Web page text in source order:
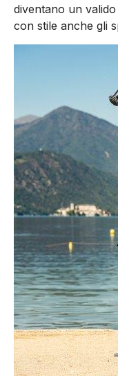
diventano un
con stile anche gli